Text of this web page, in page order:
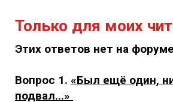
Только для моих
Этих ответов нет на
Вопрос 1. «Был ещё один,
подвал...»